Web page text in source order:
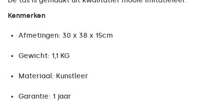
Kenmerken
Afmetingen: 30 x 38 x 15cm
Gewicht: 1,1 KG
Materiaal: Kunstleer
Garantie: 1 jaar